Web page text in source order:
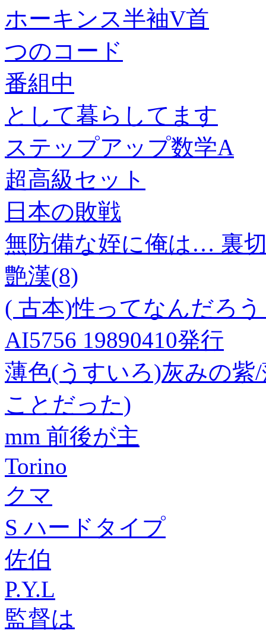
ホーキンス半袖V首
つのコード
番組中
として暮らしてます
ステップアップ数学A
超高級セット
日本の敗戦
無防備な姪に俺は… 裏
艶漢(8)
( 古本)性ってなんだろ
AI5756 19890410発行
薄色(うすいろ)灰みの紫
ことだった)
mm 前後が主
Torino
クマ
S ハードタイプ
佐伯
P.Y.L
監督は